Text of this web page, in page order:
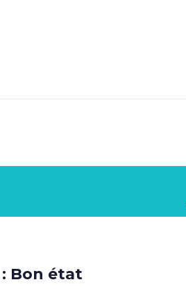
Bon état